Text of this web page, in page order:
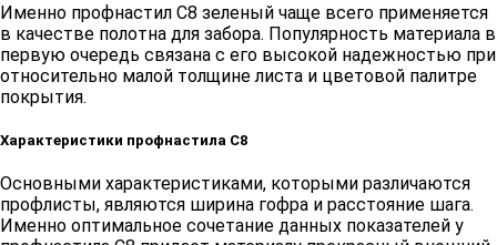
Именно профнастил С8 зеленый чаще всего применяется
в качестве полотна для забора. Популярность материала в
первую очередь связана с его высокой надежностью при
относительно малой толщине листа и цветовой палитре
покрытия.
Характеристики профнастила С8
Основными характеристиками, которыми различаются
профлисты, являются ширина гофра и расстояние шага.
Именно оптимальное сочетание данных показателей у